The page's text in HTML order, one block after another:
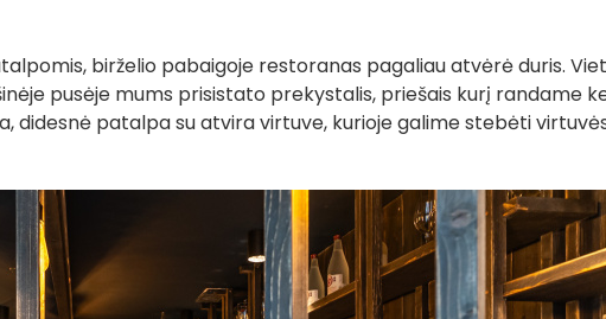
birželio pabaigoje restoranas pagaliau atvėrė duris.
pusėje mums prisistato prekystalis, priešais kurį randame
didesnė patalpa su atvira virtuve, kurioje galime stebėti